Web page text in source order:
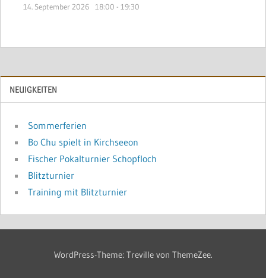
14. September 2026 18:00 - 19:30
NEUIGKEITEN
Sommerferien
Bo Chu spielt in Kirchseeon
Fischer Pokalturnier Schopfloch
Blitzturnier
Training mit Blitzturnier
WordPress-Theme: Treville von ThemeZee.